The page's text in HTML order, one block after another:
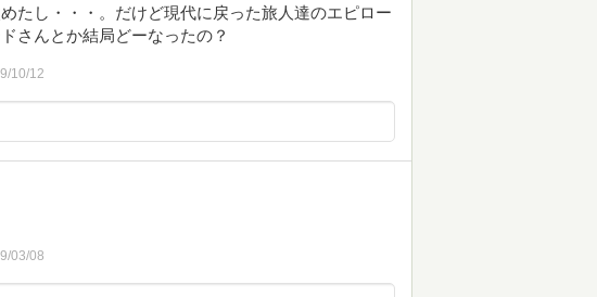
たし・・・。だけど現代に戻った旅人達のエピロー
さんとか結局どーなったの？
10/12
03/08